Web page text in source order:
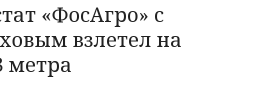
«ФосАгро» с
взлетел на
метра